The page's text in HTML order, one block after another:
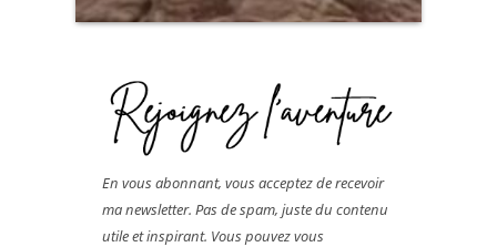
En vous abonnant, vous acceptez de recevoir
ma newsletter. Pas de spam, juste du contenu
utile et inspirant. Vous pouvez vous